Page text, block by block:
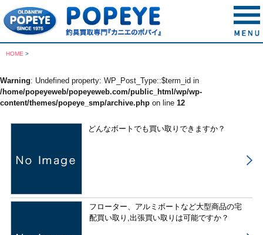
HOME >
Warning: Undefined property: WP_Post_Type::$term_id in
/home/popeyeweb/popeyeweb.com/public_html/wp/wp-
content/themes/popeye_smp/archive.php on line 12
どんなボートでも買い取りできますか？
フローター、アルミボートなど大型商品の宅
配買い取り,出張買い取りは可能ですか？